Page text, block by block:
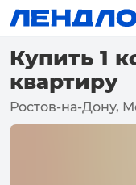
Купить 1
квартиру
Ростов-на-Дону,